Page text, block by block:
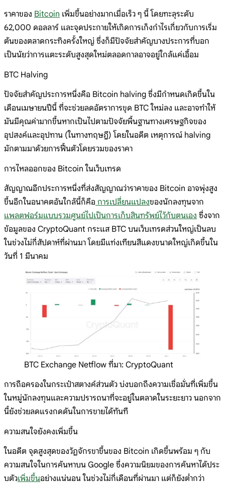
ราคาของ Bitcoin เพิ่มขึ้นอย่างมากเมื่อเร็ว ๆ นี้ โดยทะลุระดับ
62,000 ดอลลาร์ และจุดประกายให้เกิดการเก็งกำไรเกี่ยวกับการเริ่ม
ต้นของตลาดกระทิงครั้งใหญ่ ซึ่งก็มีปัจจัยสำคัญบางประการที่บอก
เป็นนัยว่าการแตะระดับสูงสุดใหม่ตลอดกาลอาจอยู่ใกล้แค่เอื้อม
BTC Halving
ปัจจัยสำคัญประการหนึ่งคือ Bitcoin halving ซึ่งมีกำหนดเกิดขึ้นใน
เดือนเมษายนปีนี้ ที่จะช่วยลดอัตราการขุด BTC ใหม่ลง และอาจทำให้
มันมีคุณค่ามากขึ้นหากเป็นไปตามปัจจัยพื้นฐานทางเศรษฐกิจของ
อุปสงค์และอุปทาน (ในทางทฤษฎี) โดยในอดีต เหตุการณ์ halving
มักตามมาด้วยการฟื้นตัวโดยรวมของราคา
การไหลออกของ Bitcoin ในเว็บเทรด
สัญญาณอีกประการหนึ่งที่ส่งสัญญาณว่าราคาของ Bitcoin อาจพุ่งสูง
ขึ้นอีกในอนาคตอันใกล้นี้ก็คือ การเปลี่ยนแปลงของนักลงทุนจาก
แพลตฟอร์มแบบรวมศูนย์ไปเป็นการเก็บสินทรัพย์ไว้กับตนเอง ซึ่งจาก
ข้อมูลของ CryptoQuant กระแส BTC บนเว็บเทรดส่วนใหญ่เป็นลบ
ในช่วงไม่กี่สัปดาห์ที่ผ่านมา โดยมีแท่งเทียนสีแดงขนาดใหญ่เกิดขึ้นใน
วันที่ 1 มีนาคม
BTC Exchange Netflow ที่มา: CryptoQuant
การถือครองในกระเป๋าสตางค์ส่วนตัว บ่งบอกถึงความเชื่อมั่นที่เพิ่มขึ้น
ในหมู่นักลงทุนและความปรารถนาที่จะอยู่ในตลาดในระยะยาว นอกจาก
นี้ยังช่วยลดแรงกดดันในการขายได้ทันที
ความสนใจยังคงเพิ่มขึ้น
ในอดีต จุดสูงสุดของวัฏจักรขาขึ้นของ Bitcoin เกิดขึ้นพร้อม ๆ กับ
ความสนใจในการค้นหาบน Google ซึ่งความนิยมของการค้นหาได้ประ
บตัวเพิ่มขึ้นอย่างแน่นอน ในช่วงไม่กี่เดือนที่ผ่านมา แต่ก็ยังต่ำกว่า